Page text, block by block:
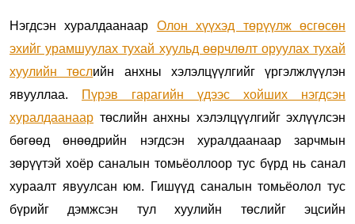
Нэгдсэн хуралдаанаар Олон хүүхэд төрүүлж өсгөсөн
эхийг урамшуулах тухай хуульд өөрчлөлт оруулах тухай
хуулийн төслийн анхны хэлэлцүүлгийг үргэлжлүүлэн
явууллаа.
Пүрэв гарагийн үдээс хойших нэгдсэн
хуралдаанаар төслийн анхны хэлэлцүүлгийг эхлүүлсэн
бөгөөд өнөөдрийн нэгдсэн хуралдаанаар зарчмын
зөрүүтэй хоёр саналын томьёоллоор тус бүрд нь санал
хураалт явуулсан юм. Гишүүд саналын томьёолол тус
бүрийг дэмжсэн тул хуулийн төслийг эцсийн